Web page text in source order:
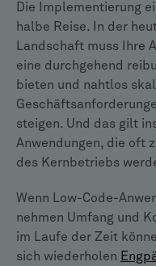
Die Implementierung
halbe Reise. In der
Landschaft muss Ihre
eine durchgehend
bieten und nahtlos
steigen. Und das gilt
Anwendungen, die oft
des Kernbetriebs
Wenn Low-Code-
nehmen Umfang und
im Laufe der Zeit
sich wiederholen